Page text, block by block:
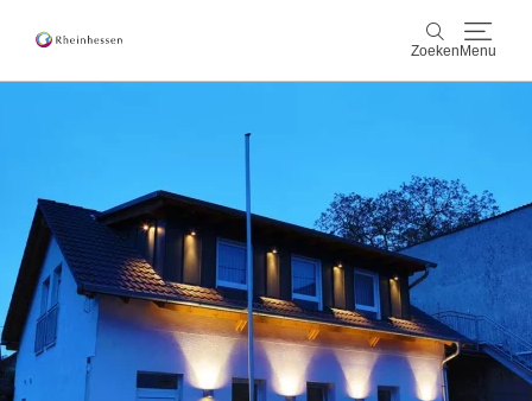
Zoeken Menu
wijn & gastronomie
actief & natuur
Cultuur & Steden
Events
reservering & service